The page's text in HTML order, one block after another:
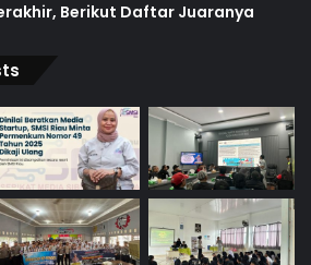
Berikut Daftar Juaranya